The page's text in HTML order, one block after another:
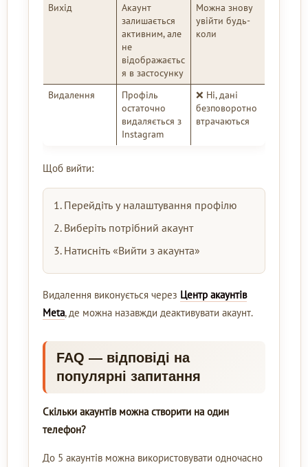
Вихід
Акаунт
залишається
активним, але
не
відображаєтьс
я в застосунку
Можна знову
увійти будь-
коли
Видалення
Профіль
остаточно
видаляється з
Instagram
❌ Ні, дані
безповоротно
втрачаються
Щоб вийти:
Перейдіть у налаштування профілю
Виберіть потрібний акаунт
Натисніть «Вийти з акаунта»
Видалення виконується через Центр акаунтів
Meta, де можна назавжди деактивувати акаунт.
FAQ — відповіді на
популярні запитання
Скільки акаунтів можна створити на один
телефон?
До 5 акаунтів можна використовувати одночасно